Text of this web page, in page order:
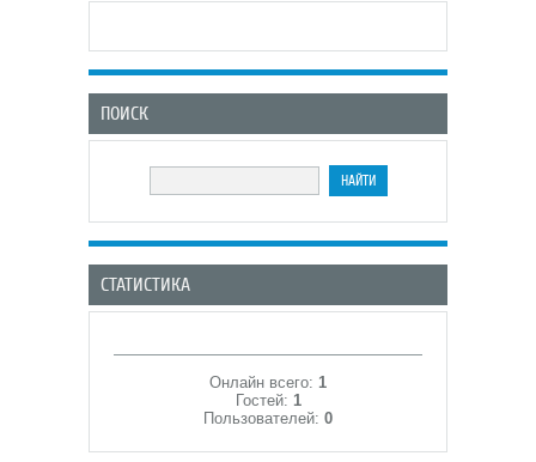
ПОИСК
СТАТИСТИКА
Онлайн всего: 1
Гостей: 1
Пользователей: 0